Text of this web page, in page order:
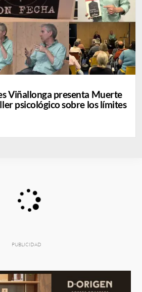
Viñallonga presenta Muerte
psicológico sobre los límites